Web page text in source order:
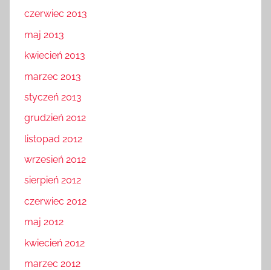
czerwiec 2013
maj 2013
kwiecień 2013
marzec 2013
styczeń 2013
grudzień 2012
listopad 2012
wrzesień 2012
sierpień 2012
czerwiec 2012
maj 2012
kwiecień 2012
marzec 2012